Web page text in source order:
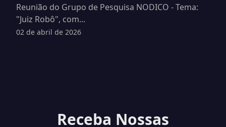
Reunião do Grupo de Pesquisa NODICO - Tema:
"Juiz Robô", com...
02 de abril de 2026
Receba Nossas